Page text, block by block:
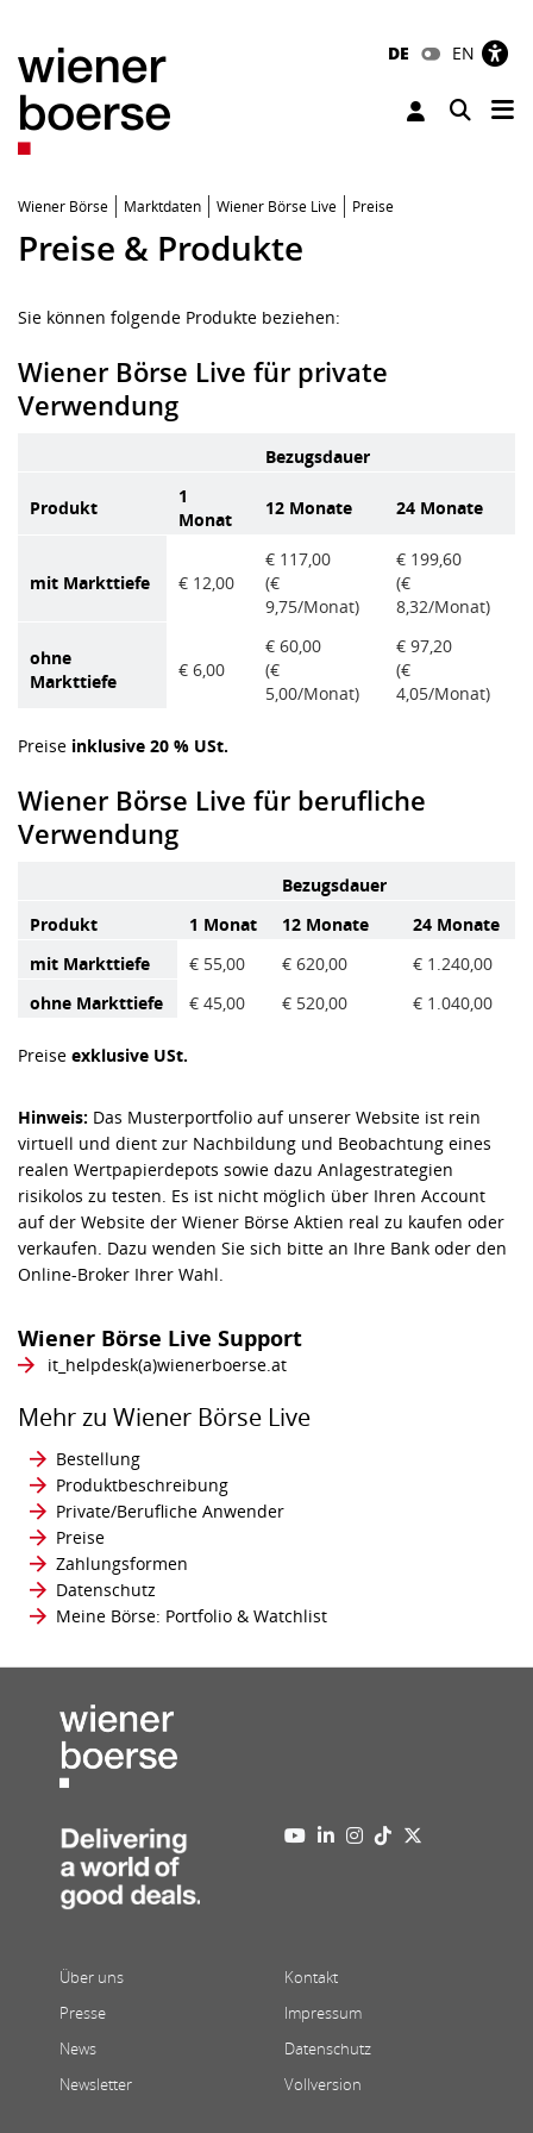
DE EN
Toggle
Wiener Börse Marktdaten Wiener Börse Live Preise
Preise & Produkte
Sie können folgende Produkte beziehen:
Wiener Börse Live für private
Verwendung
Bezugsdauer
Produkt
1
Monat
12 Monate 24 Monate
mit Markttiefe € 12,00
€ 117,00
(€
9,75/Monat)
€ 199,60
(€
8,32/Monat)
ohne
Markttiefe
€ 6,00
€ 60,00
(€
5,00/Monat)
€ 97,20
(€
4,05/Monat)
Preise inklusive 20 % USt.
Wiener Börse Live für berufliche
Verwendung
Bezugsdauer
Produkt
1 Monat 12 Monate
24 Monate
mit Markttiefe
€ 55,00 € 620,00
€ 1.240,00
ohne Markttiefe
€ 45,00 € 520,00 € 1.040,00
Preise exklusive USt.
Hinweis: Das Musterportfolio auf unserer Website ist rein
virtuell und dient zur Nachbildung und Beobachtung eines
realen Wertpapierdepots sowie dazu Anlagestrategien
risikolos zu testen. Es ist nicht möglich über Ihren Account
auf der Website der Wiener Börse Aktien real zu kaufen oder
verkaufen. Dazu wenden Sie sich bitte an Ihre Bank oder den
Online-Broker Ihrer Wahl.
Wiener Börse Live Support
it_helpdesk​​(a)​​wienerboerse.at
Mehr zu Wiener Börse Live
Bestellung
Produktbeschreibung
Private/Berufliche Anwender
Preise
Zahlungsformen
Datenschutz
Meine Börse: Portfolio & Watchlist
Über uns
Presse
News
Newsletter
Kontakt
Impressum
Datenschutz
Vollversion